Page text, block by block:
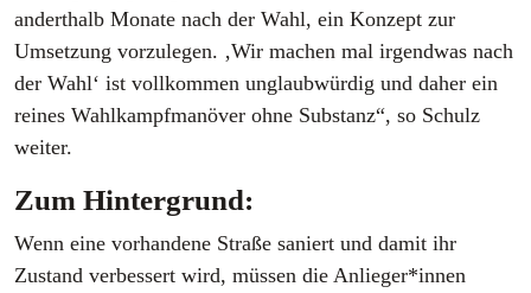
anderthalb Monate nach der Wahl, ein Konzept zur
Umsetzung vorzulegen. ‚Wir machen mal irgendwas nach
der Wahl‘ ist vollkommen unglaubwürdig und daher ein
reines Wahlkampfmanöver ohne Substanz“, so Schulz
weiter.
Zum Hintergrund:
Wenn eine vorhandene Straße saniert und damit ihr
Zustand verbessert wird, müssen die Anlieger*innen